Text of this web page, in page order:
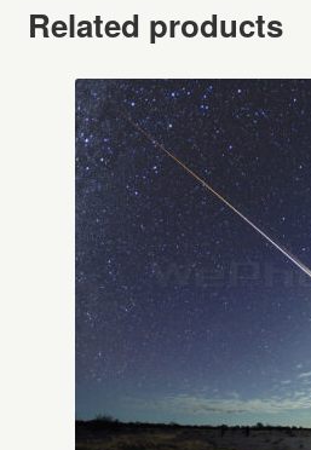
Related products